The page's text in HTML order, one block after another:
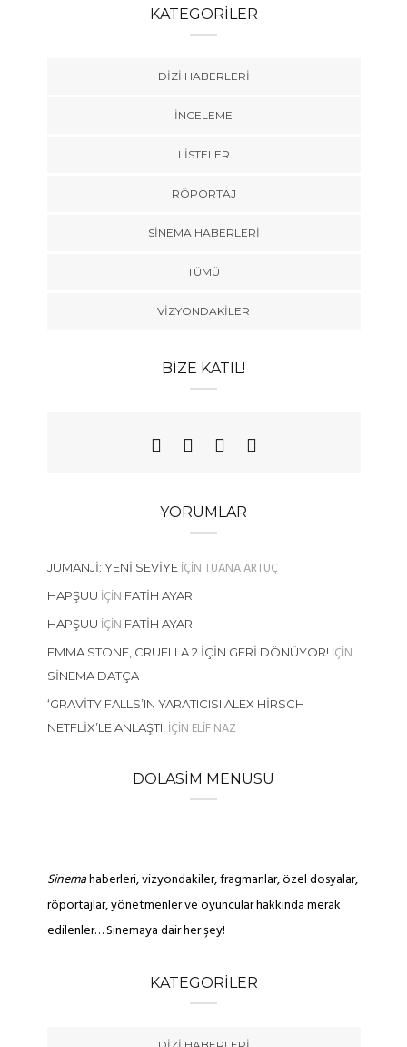
KATEGORILER
DIZI HABERLERI
İNCELEME
LISTELER
RÖPORTAJ
SINEMA HABERLERI
TÜMÜ
VIZYONDAKILER
BIZE KATIL!
YORUMLAR
JUMANJI: YENI SEVIYEIÇINTUANA ARTUÇ
HAPŞUU IÇIN FATIH AYAR
HAPŞUU IÇIN FATIH AYAR
EMMA STONE, CRUELLA 2 İÇIN GERI DÖNÜYOR!IÇIN
SINEMA DATÇA
‘GRAVITY FALLS’IN YARATICISI ALEX HIRSCH
NETFLIX’LE ANLAŞTI!IÇIN ELIF NAZ
DOLASIM MENUSU
Sinemahaberleri, vizyondakiler, fragmanlar, özel dosyalar,
röportajlar, yönetmenler ve oyuncular hakkında merak
edilenler… Sinemaya dair her şey!
KATEGORILER